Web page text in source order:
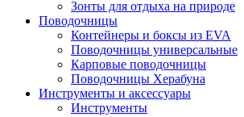
Зонты для отдыха на природе
Поводочницы
Контейнеры и боксы из EVA
Поводочницы универсальные
Карповые поводочницы
Поводочницы Херабуна
Инструменты и аксессуары
Инструменты